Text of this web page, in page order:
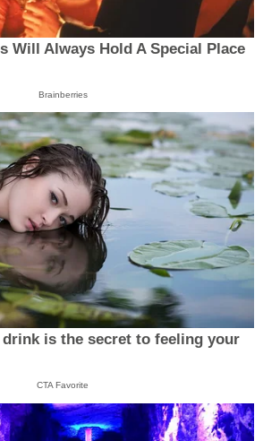
Will Always Hold A Special Place
Brainberries
is the secret to feeling your
CTA Favorite